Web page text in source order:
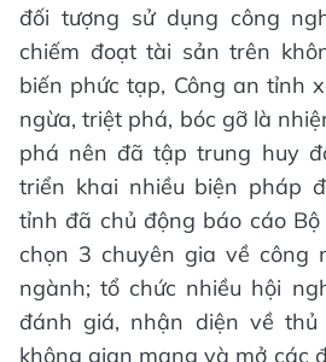
đối tượng sử dụng công
chiếm đoạt tài sản trên
biến phức tạp, Công an tỉnh
ngừa, triệt phá, bóc gỡ là
phá nên đã tập trung huy
triển khai nhiều biện pháp
tỉnh đã chủ động báo cáo
chọn 3 chuyên gia về công
ngành; tổ chức nhiều hội
đánh giá, nhận diện về
không gian mạng và mở các